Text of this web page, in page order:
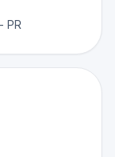
PR